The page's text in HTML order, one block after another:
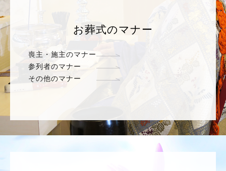
お葬式のマナー
喪主・施主のマナー
参列者のマナー
その他のマナー